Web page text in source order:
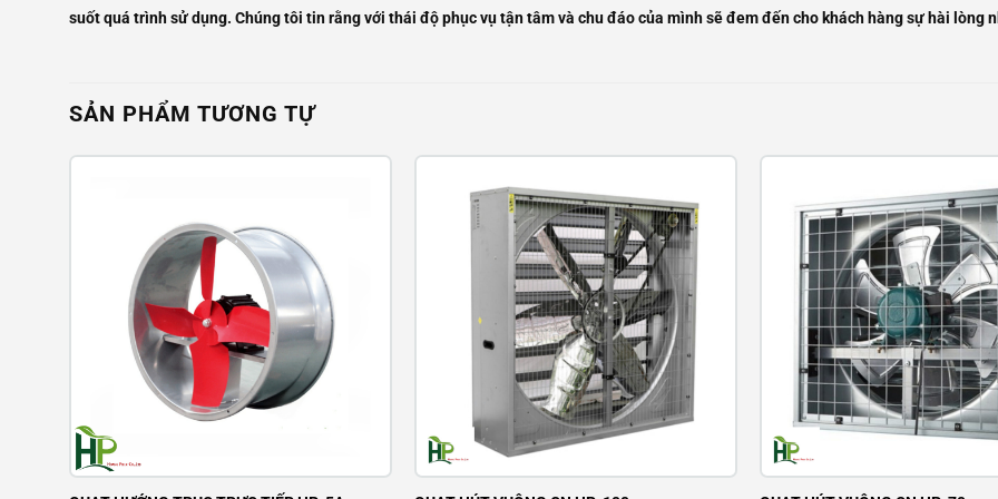
suốt quá trình sử dụng. Chúng tôi tin rằng với thái độ phục vụ tận tâm và chu đáo của mình sẽ đem đến cho khách hàng sự hài lòng
SẢN PHẨM TƯƠNG TỰ